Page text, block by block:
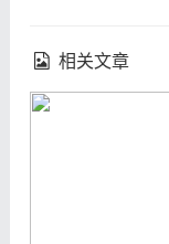
相关文章